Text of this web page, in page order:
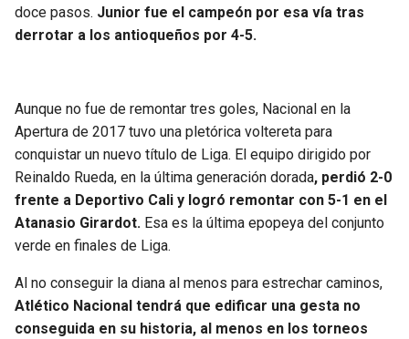
doce pasos. Junior fue el campeón por esa vía tras
derrotar a los antioqueños por 4-5.
Aunque no fue de remontar tres goles, Nacional en la
Apertura de 2017 tuvo una pletórica voltereta para
conquistar un nuevo título de Liga. El equipo dirigido por
Reinaldo Rueda, en la última generación dorada, perdió 2-0
frente a Deportivo Cali y logró remontar con 5-1 en el
Atanasio Girardot. Esa es la última epopeya del conjunto
verde en finales de Liga.
Al no conseguir la diana al menos para estrechar caminos,
Atlético Nacional tendrá que edificar una gesta no
conseguida en su historia, al menos en los torneos